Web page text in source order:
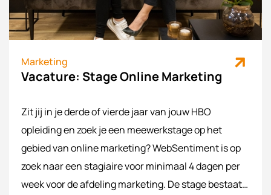
Marketing
Vacature: Stage Online Marketing
Zit jij in je derde of vierde jaar van jouw HBO
opleiding en zoek je een meewerkstage op het
gebied van online marketing? WebSentiment is op
zoek naar een stagiaire voor minimaal 4 dagen per
week voor de afdeling marketing. De stage bestaat